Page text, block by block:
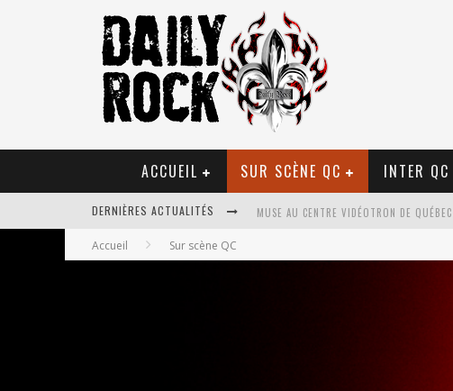
ACCUEIL SUR SCÈNE QC INTER QC
DERNIÈRES ACTUALITÉS
MUSE AU CENTRE VIDÉOTRON DE QUÉBEC
Accueil Sur scène QC